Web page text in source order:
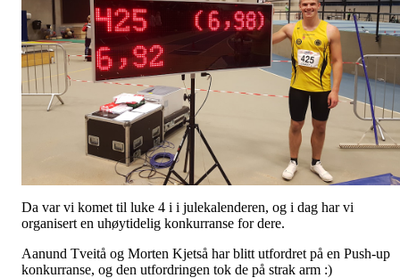
Da var vi komet til luke 4 i i julekalenderen, og i dag har vi
organisert en uhøytidelig konkurranse for dere.
Aanund Tveitå og Morten Kjetså har blitt utfordret på en Push-up
konkurranse, og den utfordringen tok de på strak arm :)